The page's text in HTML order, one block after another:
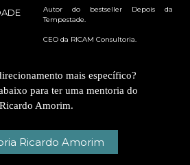
Autor do bestseller Depois da
Tempestade.
CEO da RICAM Consultoria.
mais específico?
para ter uma mentoria do
Ricardo Amorim.
Ricardo Amorim